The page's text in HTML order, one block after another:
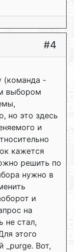
#4
(команда -
выбором
но это здесь
и
кажется
решить по
нужно в
и
на
не стал,
этого
_purge. Вот,